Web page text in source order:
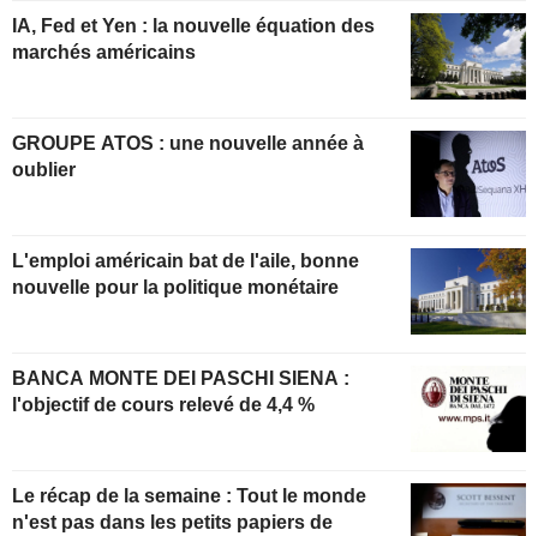
IA, Fed et Yen : la nouvelle équation des
marchés américains
GROUPE ATOS : une nouvelle année à
oublier
L'emploi américain bat de l'aile, bonne
nouvelle pour la politique monétaire
BANCA MONTE DEI PASCHI SIENA :
l'objectif de cours relevé de 4,4 %
Le récap de la semaine : Tout le monde
n'est pas dans les petits papiers de